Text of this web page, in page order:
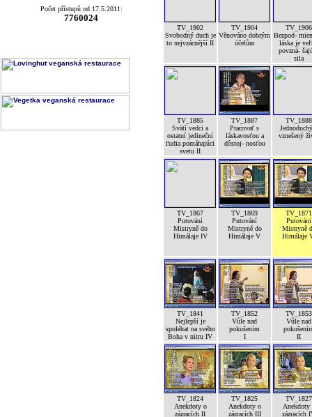
Počet přístupů od 17.5.2011:
7760024
TV_1902
Svobodný duch je
to nejvzácnější II
TV_1904
Věnováno dobrým
účelům
TV_1906
Bezpod-
láska je
povzná-
sila
TV_1885
Svätí vedci a
ostatní jedineční
ľudia pomáhajúci
svetu II
TV_1887
Pracovať s
láskavosťou a
dôstoj- nosťou
TV_1888
vznešený
TV_1867
Putování
Mistryně do
Himálaje IV
TV_1869
Putování
Mistryně do
Himálaje V
TV_1871
Putování
Mistryně
Himálaje
TV_1841
Nejlepší je
spoléhat na svého
Boha v nitru IV
TV_1852
Vůle nad
pokušením
I
TV_1853
Vůle nad
II
TV_1824
Anekdoty o
zázracích II
TV_1825
Anekdoty o
zázracích III
TV_1827
Anekdoty
zázracích